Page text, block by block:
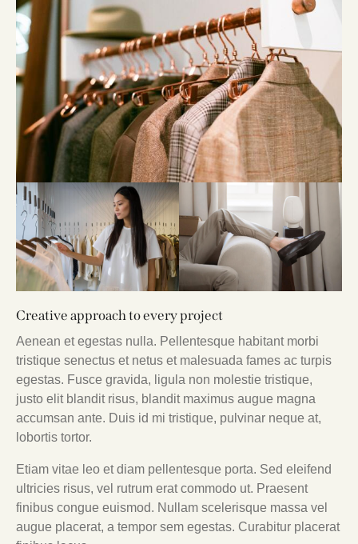
Creative approach to every project
Aenean et egestas nulla. Pellentesque habitant morbi
tristique senectus et netus et malesuada fames ac turpis
egestas. Fusce gravida, ligula non molestie tristique,
justo elit blandit risus, blandit maximus augue magna
accumsan ante. Duis id mi tristique, pulvinar neque at,
lobortis tortor.
Etiam vitae leo et diam pellentesque porta. Sed eleifend
ultricies risus, vel rutrum erat commodo ut. Praesent
finibus congue euismod. Nullam scelerisque massa vel
augue placerat, a tempor sem egestas. Curabitur placerat